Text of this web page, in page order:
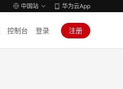
中国站 华为云App
控制台 登录 注册